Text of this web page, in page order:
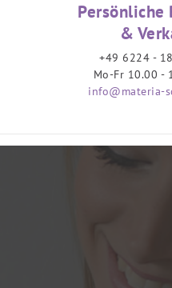
Persönliche
&
+49 6224 -
Mo-Fr 10.00 -
info@materia-